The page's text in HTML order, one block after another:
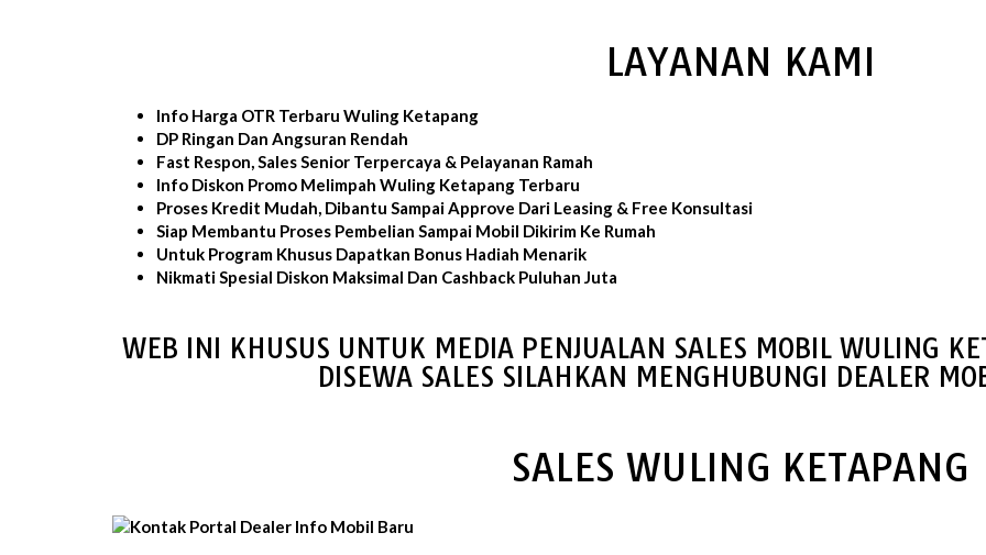
LAYANAN KAMI
Info Harga OTR Terbaru Wuling Ketapang
DP Ringan Dan Angsuran Rendah
Fast Respon, Sales Senior Terpercaya & Pelayanan Ramah
Info Diskon Promo Melimpah Wuling Ketapang Terbaru
Proses Kredit Mudah, Dibantu Sampai Approve Dari Leasing & Free Konsultasi
Siap Membantu Proses Pembelian Sampai Mobil Dikirim Ke Rumah
Untuk Program Khusus Dapatkan Bonus Hadiah Menarik
Nikmati Spesial Diskon Maksimal Dan Cashback Puluhan Juta
WEB INI KHUSUS UNTUK MEDIA PENJUALAN SALES MOBIL WULING
DISEWA SALES SILAHKAN MENGHUBUNGI DEALER
SALES WULING KETAPANG